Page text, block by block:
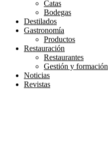
Catas
Bodegas
Destilados
Gastronomía
Productos
Restauración
Restaurantes
Gestión y formación
Noticias
Revistas